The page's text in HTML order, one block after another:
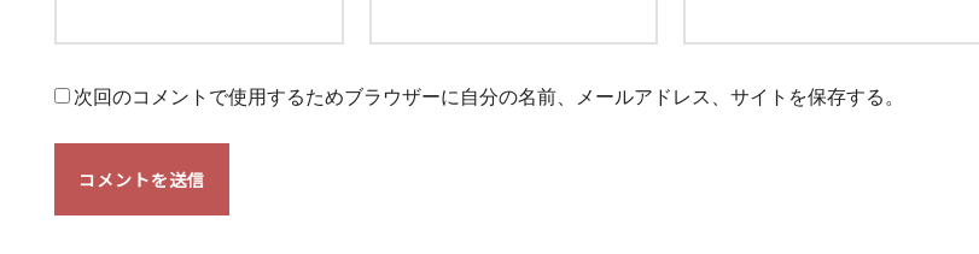
次回のコメントで使用するためブラウザーに自分の名前、メールアドレス、サイトを保存する。